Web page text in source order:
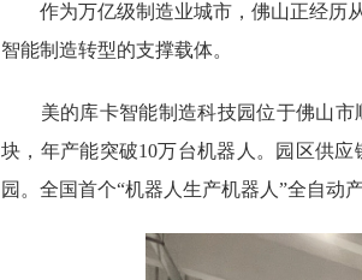
作为万亿级制造业城市，佛山正经历从
智能制造转型的支撑载体。
美的库卡智能制造科技园位于佛山市顺
块，年产能突破10万台机器人。园区供
园。全国首个“机器人生产机器人”全自动